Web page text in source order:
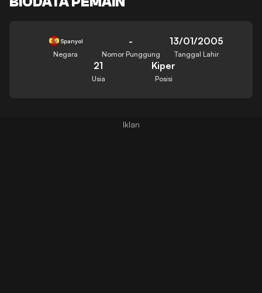
Spanyol
Negara
-
Nomor Punggung
13/01/2005
Tanggal Lahir
21
Usia
Kiper
Posisi